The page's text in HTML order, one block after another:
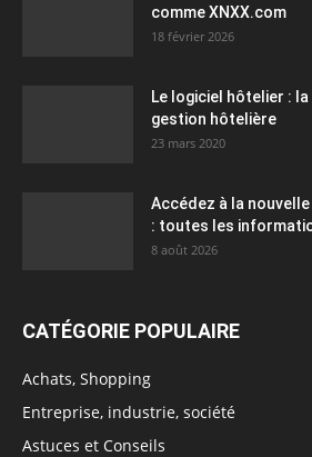
comme XNXX.com
18 février 2026
Le logiciel hôtelier :
gestion hôtelière
23 mars 2020
Accédez à la
: toutes les
8 août 2026
CATÉGORIE POPULAIRE
Achats, Shopping
Entreprise, industrie, société
Astuces et Conseils